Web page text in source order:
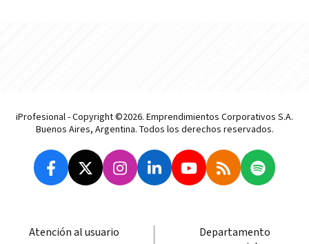
iProfesional - Copyright ©2026. Emprendimientos Corporativos S.A.
Buenos Aires, Argentina. Todos los derechos reservados.
Atención al usuario
Departamento